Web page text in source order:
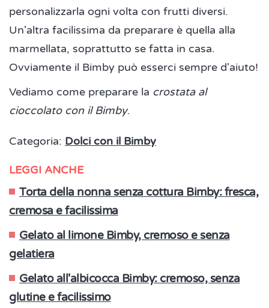
personalizzarla ogni volta con frutti diversi.
Un'altra facilissima da preparare è quella alla
marmellata, soprattutto se fatta in casa.
Ovviamente il Bimby può esserci sempre d'aiuto!
Vediamo come preparare la crostata al
cioccolato con il Bimby.
Categoria: Dolci con il Bimby
LEGGI ANCHE
Torta della nonna senza cottura Bimby: fresca,
cremosa e facilissima
Gelato al limone Bimby, cremoso e senza
gelatiera
Gelato all'albicocca Bimby: cremoso, senza
glutine e facilissimo